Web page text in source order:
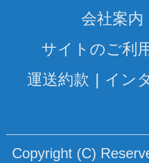
会社案内
サイトのご利
運送約款
イン
Copyright (C)